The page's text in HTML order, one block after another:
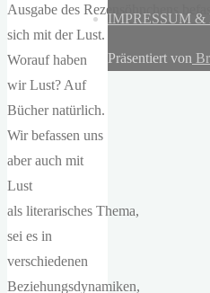
Ausgabe des Rezensöhnchens
sich mit der Lust.
Worauf haben
wir Lust? Auf
Bücher natürlich.
Wir befassen uns
aber auch mit
Lust
als literarisches Thema,
sei es in
verschiedenen
Beziehungsdynamiken,
IMPRESSUM
Präsentiert von